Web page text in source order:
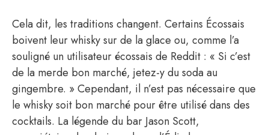
Cela dit, les traditions changent. Certains Écossais
boivent leur whisky sur de la glace ou, comme l’a
souligné un utilisateur écossais de Reddit : « Si c’est
de la merde bon marché, jetez-y du soda au
gingembre. » Cependant, il n’est pas nécessaire que
le whisky soit bon marché pour être utilisé dans des
cocktails. La légende du bar Jason Scott,